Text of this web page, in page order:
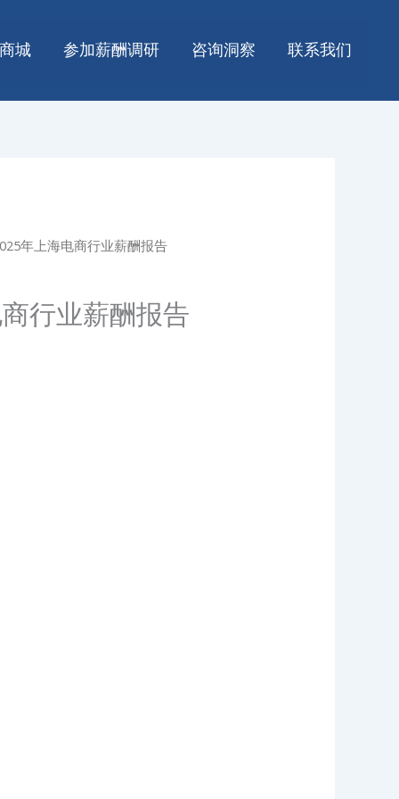
城 参加薪酬调研 咨询洞察 联系我们
年上海电商行业薪酬报告
行业薪酬报告